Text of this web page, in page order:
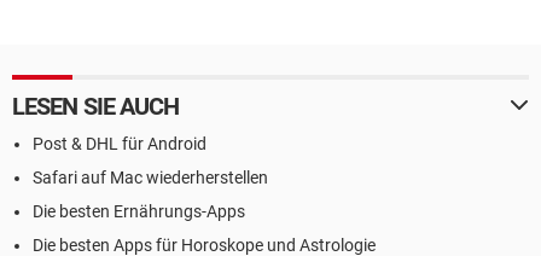
LESEN SIE AUCH
Post & DHL für Android
Safari auf Mac wiederherstellen
Die besten Ernährungs-Apps
Die besten Apps für Horoskope und Astrologie